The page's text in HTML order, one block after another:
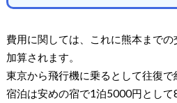
費用に関しては、これに熊本まで
加算されます。
東京から飛行機に乗るとして往復で
宿泊は安めの宿で1泊5000円として